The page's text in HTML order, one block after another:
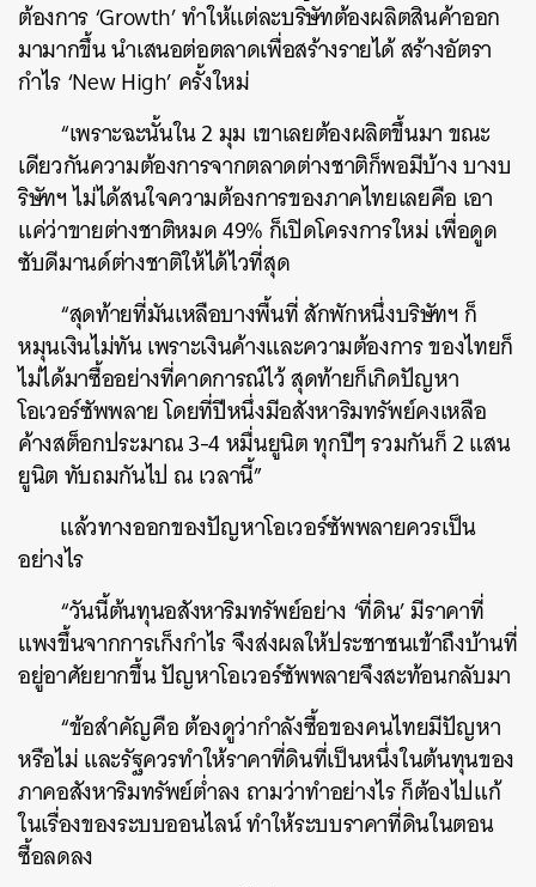
ต้องการ ‘Growth’ ทำให้แต่ละบริษัทต้องผลิตสินค้าออก
มามากขึ้น นำเสนอต่อตลาดเพื่อสร้างรายได้ สร้างอัตรา
กำไร ‘New High’ ครั้งใหม่
“เพราะฉะนั้นใน 2 มุม เขาเลยต้องผลิตขึ้นมา ขณะ
เดียวกันความต้องการจากตลาดต่างชาติก็พอมีบ้าง บางบ
ริษัทฯ ไม่ได้สนใจความต้องการของภาคไทยเลยคือ เอา
แค่ว่าขายต่างชาติหมด 49% ก็เปิดโครงการใหม่ เพื่อดูด
ซับดีมานด์ต่างชาติให้ได้ไวที่สุด
“สุดท้ายที่มันเหลือบางพื้นที่ สักพักหนึ่งบริษัทฯ ก็
หมุนเงินไม่ทัน เพราะเงินค้างและความต้องการ ของไทยก็
ไม่ได้มาซื้ออย่างที่คาดการณ์ไว้ สุดท้ายก็เกิดปัญหา
โอเวอร์ซัพพลาย โดยที่ปีหนึ่งมีอสังหาริมทรัพย์คงเหลือ
ค้างสต็อกประมาณ 3-4 หมื่นยูนิต ทุกปีๆ รวมกันก็ 2 แสน
ยูนิต ทับถมกันไป ณ เวลานี้”
แล้วทางออกของปัญหาโอเวอร์ซัพพลายควรเป็น
อย่างไร
“วันนี้ต้นทุนอสังหาริมทรัพย์อย่าง ‘ที่ดิน’ มีราคาที่
แพงขึ้นจากการเก็งกำไร จึงส่งผลให้ประชาชนเข้าถึงบ้านที่
อยู่อาศัยยากขึ้น ปัญหาโอเวอร์ซัพพลายจึงสะท้อนกลับมา
“ข้อสำคัญคือ ต้องดูว่ากำลังซื้อของคนไทยมีปัญหา
หรือไม่ และรัฐควรทำให้ราคาที่ดินที่เป็นหนึ่งในต้นทุนของ
ภาคอสังหาริมทรัพย์ต่ำลง ถามว่าทำอย่างไร ก็ต้องไปแก้
ในเรื่องของระบบออนไลน์ ทำให้ระบบราคาที่ดินในตอน
ซื้อลดลง